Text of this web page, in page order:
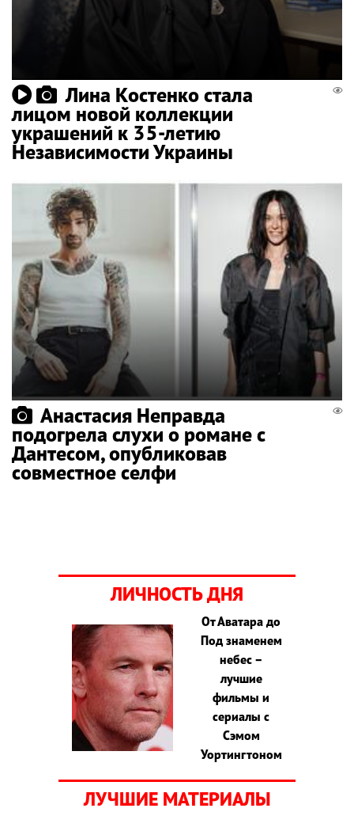
Лина Костенко стала
лицом новой коллекции
украшений к 35-летию
Независимости Украины
Анастасия Неправда
подогрела слухи о романе с
Дантесом, опубликовав
совместное селфи
ЛИЧНОСТЬ ДНЯ
От Аватара до
Под знаменем
небес –
лучшие
фильмы и
сериалы с
Сэмом
Уортингтоном
ЛУЧШИЕ МАТЕРИАЛЫ